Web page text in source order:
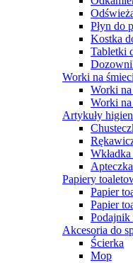
Płyn do
Kostka
Tabletki
Worki na
Worki
Worki
Artykuły
Apteczka
Papiery
Papier
Papier
Podajnik
Akcesoria do
Ścierka
Mop